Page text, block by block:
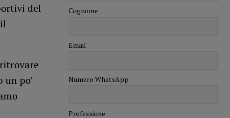
del
po’
Cognome
Email
Numero WhatsApp
Professione